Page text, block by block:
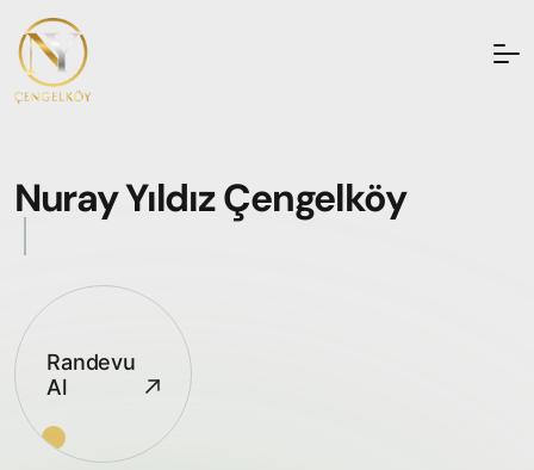
Nuray Yıldız Çengelköy
Bakım
Randevu
Al